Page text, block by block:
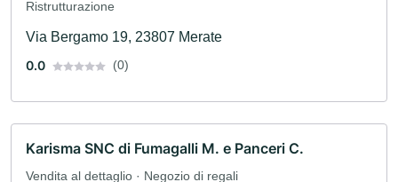
Ristrutturazione
Via Bergamo 19, 23807 Merate
0.0
(0)
Karisma SNC di Fumagalli M. e Panceri C.
Vendita al dettaglio · Negozio di regali